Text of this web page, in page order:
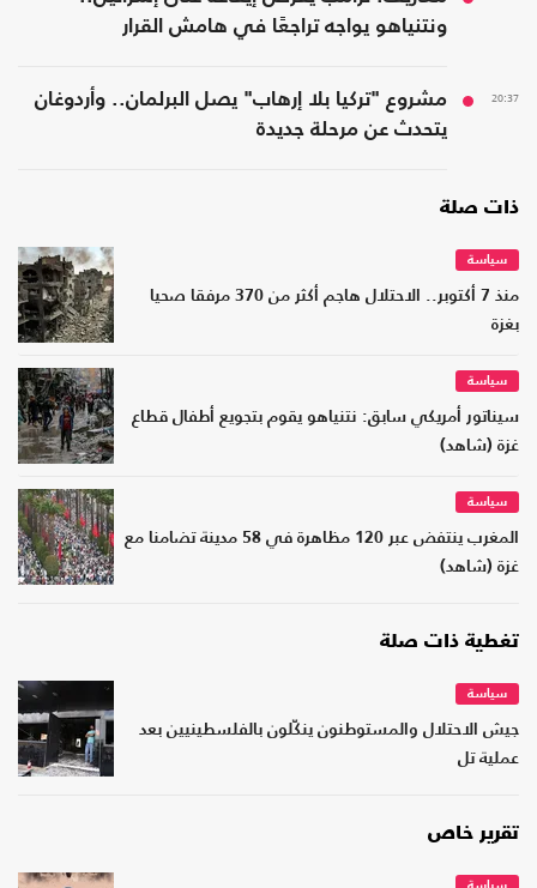
ونتنياهو يواجه تراجعًا في هامش القرار
20:37
مشروع "تركيا بلا إرهاب" يصل البرلمان.. وأردوغان
يتحدث عن مرحلة جديدة
ذات صلة
سياسة
منذ 7 أكتوبر.. الاحتلال هاجم أكثر من 370 مرفقا صحيا
بغزة
سياسة
سيناتور أمريكي سابق: نتنياهو يقوم بتجويع أطفال قطاع
غزة (شاهد)
سياسة
المغرب ينتفض عبر 120 مظاهرة في 58 مدينة تضامنا مع
غزة (شاهد)
تغطية ذات صلة
سياسة
جيش الاحتلال والمستوطنون ينكّلون بالفلسطينيين بعد
عملية تل
تقرير خاص